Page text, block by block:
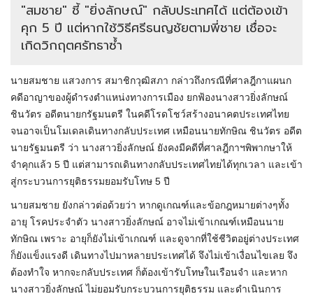
"สมชาย" ชี้ "ยิ่งลักษณ์" กลับประเทศได้ แต่ต้องเข้า
คุก 5 ปี แต่หากใช้วิธีศรีธนญชัยตามพี่ชาย เชื่อจะ
เกิดวิกฤตศรัทธาซ้ำ
นายสมชาย แสวงการ สมาชิกวุฒิสภา กล่าวถึงกรณีที่ศาลฎีกาแผนก
คดีอาญาของผู้ดำรงตำแหน่งทางการเมือง ยกฟ้องนางสาวยิ่งลักษณ์
ชินวัตร อดีตนายกรัฐมนตรี ในคดีโรดโชว์สร้างอนาคตประเทศไทย
จนอาจเป็นโมเดลเดินทางกลับประเทศ เหมือนนายทักษิณ ชินวัตร อดีต
นายรัฐมนตรี ว่า นางสาวยิ่งลักษณ์ ยังคงมีคดีที่ศาลฎีกาฯพิพากษาให้
จำคุกแล้ว 5 ปี แต่สามารถเดินทางกลับประเทศไทยได้ทุกเวลา และเข้า
สู่กระบวนการยุติธรรมยอมรับโทษ 5 ปี
นายสมชาย ยังกล่าวต่อด้วยว่า หากดูเกณฑ์และข้อกฎหมาย​ต่างๆทั้ง
อายุ โรคประจำตัว นางสาวยิ่ง​ลักษณ์​ อาจไม่เข้าเกณฑ์​เหมือนนาย
ทักษิณ เพราะ อายุก็ยังไม่เข้าเกณฑ์ และดูจากที่ใช้ชีวิตอยู่ต่างประเทศ
ก็ยังแข็งแรงดี เดินทางไปมาหลายประเทศได้ จึงไม่เข้าเงื่อนไขเลย จึง
ต้องทำใจ หากจะกลับประเทศ ก็ต้องเข้ารับโทษในเรือนจำ และหาก
นางสาวยิ่งลักษณ์ ไม่ยอมรับกระบวนการยุติธรรม และดำเนินการ